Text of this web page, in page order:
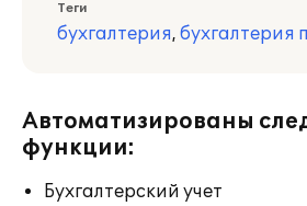
Теги
бухгалтерия, бухгалтерия
Автоматизированы
функции:
Бухгалтерский учет